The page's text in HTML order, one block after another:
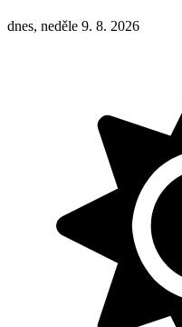
dnes, neděle 9. 8. 2026